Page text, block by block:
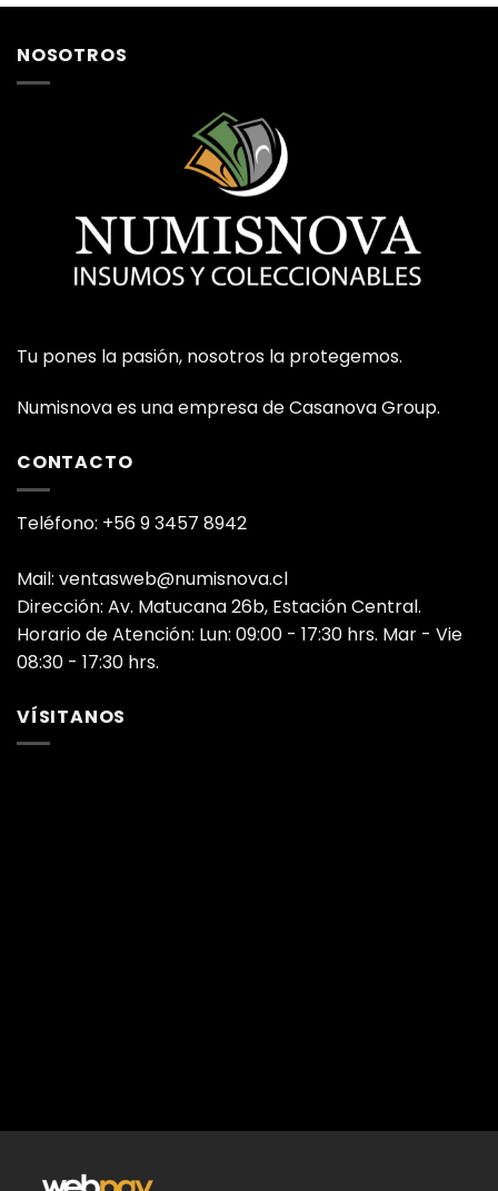
NOSOTROS
Tu pones la pasión, nosotros la protegemos.
Numisnova es una empresa de Casanova Group.
CONTACTO
Teléfono: +56 9 3457 8942
Mail: ventasweb@numisnova.cl
Dirección: Av. Matucana 26b, Estación Central.
Horario de Atención: Lun: 09:00 - 17:30 hrs. Mar - Vie
08:30 - 17:30 hrs.
VÍSITANOS